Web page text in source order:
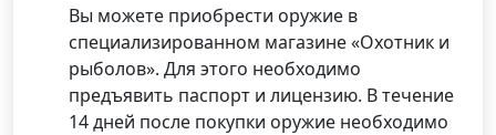
Вы можете приобрести оружие в
специализированном магазине «Охотник и
рыболов». Для этого необходимо
предъявить паспорт и лицензию. В течение
14 дней после покупки оружие необходимо